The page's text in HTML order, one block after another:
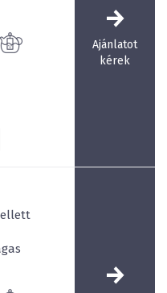
Ajánlatot
kérek